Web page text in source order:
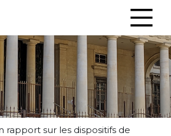
rapport sur les dispositifs de